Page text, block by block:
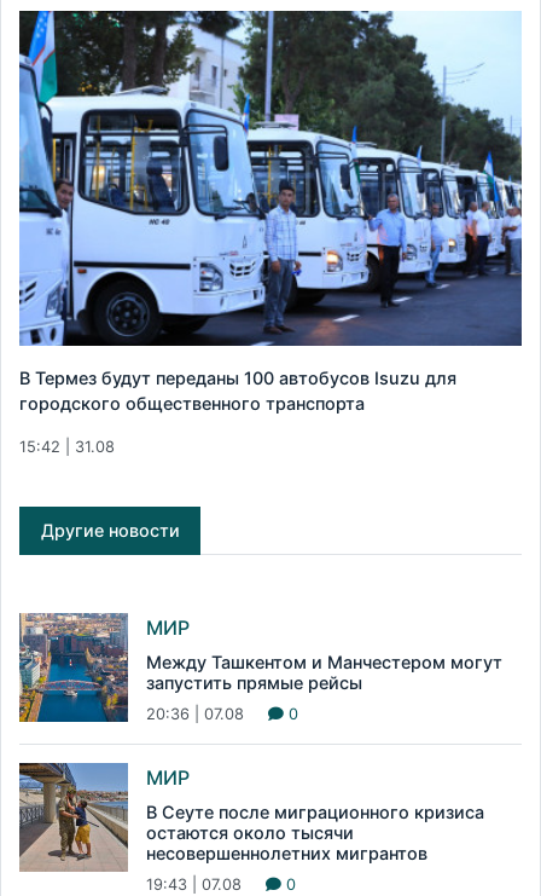
В Термез будут переданы 100 автобусов Isuzu для
городского общественного транспорта
15:42 | 31.08
Другие новости
МИР
Между Ташкентом и Манчестером могут
запустить прямые рейсы
20:36 | 07.08 0
МИР
В Сеуте после миграционного кризиса
остаются около тысячи
несовершеннолетних мигрантов
19:43 | 07.08 0